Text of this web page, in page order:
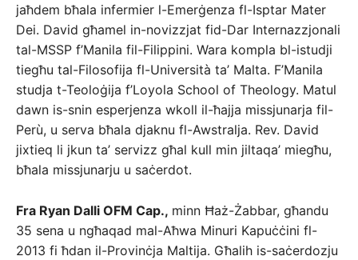
jaħdem bħala infermier l-Emerġenza fl-Isptar Mater
Dei. David għamel in-novizzjat fid-Dar Internazzjonali
tal-MSSP f’Manila fil-Filippini. Wara kompla bl-istudji
tiegħu tal-Filosofija fl-Università ta’ Malta. F’Manila
studja t-Teoloġija f’Loyola School of Theology. Matul
dawn is-snin esperjenza wkoll il-ħajja missjunarja fil-
Perù, u serva bħala djaknu fl-Awstralja. Rev. David
jixtieq li jkun ta’ servizz għal kull min jiltaqa’ miegħu,
bħala missjunarju u saċerdot.
Fra Ryan Dalli OFM Cap., minn Ħaż-Żabbar, għandu
35 sena u ngħaqad mal-Aħwa Minuri Kapuċċini fl-
2013 fi ħdan il-Provinċja Maltija. Għalih is-saċerdozju